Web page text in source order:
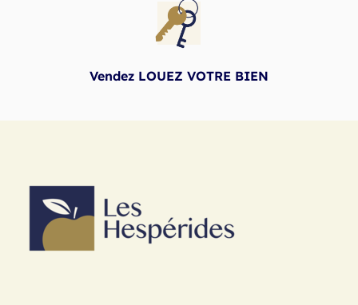
Vendez LOUEZ VOTRE BIEN